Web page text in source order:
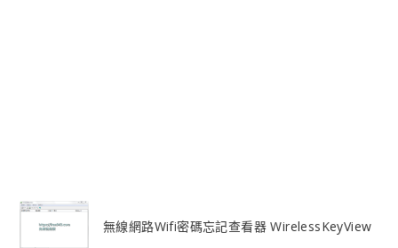
無線網路Wifi密碼忘記查看器 WirelessKeyView